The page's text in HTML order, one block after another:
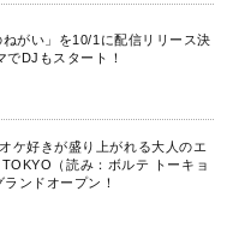
がい」を10/1に配信リリース決
DJもスタート！
ケ好きが盛り上がれる大人のエ
（読み：ボルテ トーキョ
ンドオープン！